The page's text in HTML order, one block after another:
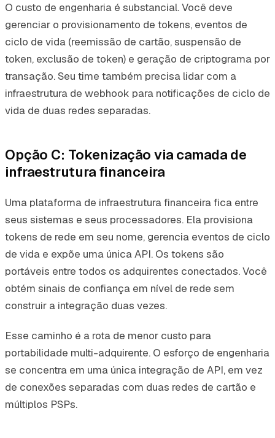
O custo de engenharia é substancial. Você deve
gerenciar o provisionamento de tokens, eventos de
ciclo de vida (reemissão de cartão, suspensão de
token, exclusão de token) e geração de criptograma por
transação. Seu time também precisa lidar com a
infraestrutura de webhook para notificações de ciclo de
vida de duas redes separadas.
Opção C: Tokenização via camada de
infraestrutura financeira
Uma plataforma de infraestrutura financeira fica entre
seus sistemas e seus processadores. Ela provisiona
tokens de rede em seu nome, gerencia eventos de ciclo
de vida e expõe uma única API. Os tokens são
portáveis entre todos os adquirentes conectados. Você
obtém sinais de confiança em nível de rede sem
construir a integração duas vezes.
Esse caminho é a rota de menor custo para
portabilidade multi-adquirente. O esforço de engenharia
se concentra em uma única integração de API, em vez
de conexões separadas com duas redes de cartão e
múltiplos PSPs.